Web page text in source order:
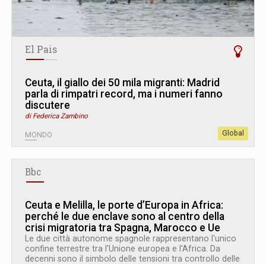
El Pais
Ceuta, il giallo dei 50 mila migranti: Madrid
parla di rimpatri record, ma i numeri fanno
discutere
di Federica Zambino
MONDO Global
Bbc
Ceuta e Melilla, le porte d’Europa in Africa:
perché le due enclave sono al centro della
crisi migratoria tra Spagna, Marocco e Ue
Le due città autonome spagnole rappresentano l'unico
confine terrestre tra l'Unione europea e l'Africa. Da
decenni sono il simbolo delle tensioni tra controllo delle